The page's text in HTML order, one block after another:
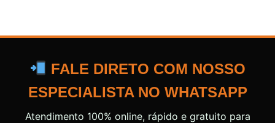
FALE DIRETO COM NOSSO
ESPECIALISTA NO WHATSAPP
Atendimento 100% online, rápido e gratuito para